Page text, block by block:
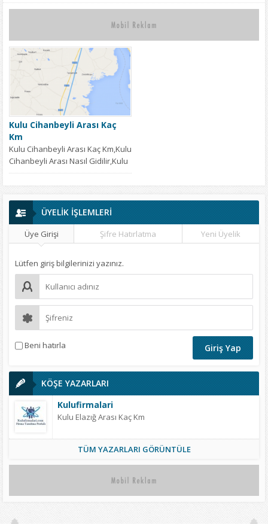
Kulu Cihanbeyli Arası Kaç
Km
Kulu Cihanbeyli Arası Kaç Km,Kulu
Cihanbeyli Arası Nasıl Gidilir,Kulu
Cihanbeyli Arası Yol Tarifi,Kulu
Cihanbeyli Arası...
ÜYELİK İŞLEMLERİ
Üye Girişi Şifre Hatırlatma Yeni Üyelik
Lütfen giriş bilgilerinizi yazınız.
Beni hatırla
KÖŞE YAZARLARI
Kulufirmalari
Kulu Elazığ Arası Kaç Km
TÜM YAZARLARI GÖRÜNTÜLE